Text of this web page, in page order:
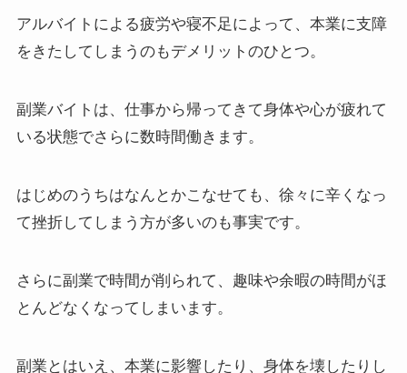
アルバイトによる疲労や寝不足によって、 本業に支障
をきたしてしまう のもデメリットのひとつ。
副業バイトは、仕事から帰ってきて身体や心が疲れて
いる状態でさらに数時間働きます。
はじめのうちはなんとかこなせても、徐々に辛くなっ
て挫折してしまう方が多いのも事実です。
さらに副業で時間が削られて、趣味や余暇の時間がほ
とんどなくなってしまいます。
副業とはいえ、 本業に影響したり、身体を壊したりし